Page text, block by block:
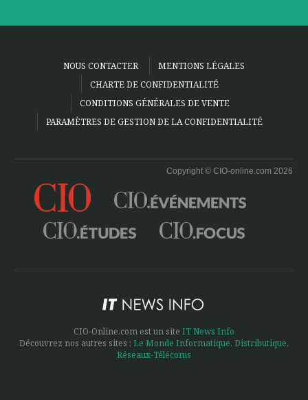
NOUS CONTACTER
MENTIONS LÉGALES
CHARTE DE CONFIDENTIALITÉ
CONDITIONS GÉNÉRALES DE VENTE
PARAMÈTRES DE GESTION DE LA CONFIDENTIALITÉ
Copyright © CIO-online.com 2026
CIO-Online.com est un site IT News Info
Découvrez nos autres sites : Le Monde Informatique, Distributique,
Réseaux-Télécoms